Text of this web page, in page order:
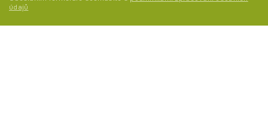
údajů